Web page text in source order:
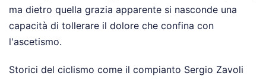
ma dietro quella grazia apparente si nasconde una
capacità di tollerare il dolore che confina con
l'ascetismo.
Storici del ciclismo come il compianto Sergio Zavoli